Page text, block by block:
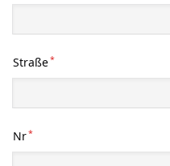
Straße*
Nr*